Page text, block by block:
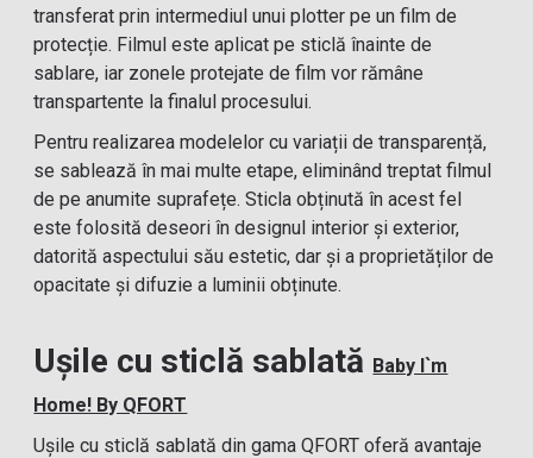
transferat prin intermediul unui plotter pe un film de
protecție. Filmul este aplicat pe sticlă înainte de
sablare, iar zonele protejate de film vor rămâne
transpartente la finalul procesului.
Pentru realizarea modelelor cu variații de transparență,
se sablează în mai multe etape, eliminând treptat filmul
de pe anumite suprafețe. Sticla obținută în acest fel
este folosită deseori în designul interior și exterior,
datorită aspectului său estetic, dar și a proprietăților de
opacitate și difuzie a luminii obținute.
Ușile cu sticlă sablată Baby I`m
Home! By QFORT
Ușile cu sticlă sablată din gama QFORT oferă avantaje